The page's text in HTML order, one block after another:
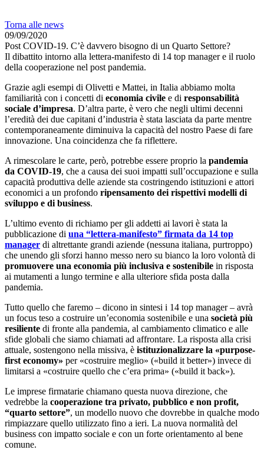
Torna alle news
09/09/2020
Post COVID-19. C’è davvero bisogno di un Quarto Settore?
Il dibattito intorno alla lettera-manifesto di 14 top manager e il ruolo
della cooperazione nel post pandemia.
Grazie agli esempi di Olivetti e Mattei, in Italia abbiamo molta
familiarità con i concetti di economia civile e di responsabilità
sociale d’impresa. D’altra parte, è vero che negli ultimi decenni
l’eredità dei due capitani d’industria è stata lasciata da parte mentre
contemporaneamente diminuiva la capacità del nostro Paese di fare
innovazione. Una coincidenza che fa riflettere.
A rimescolare le carte, però, potrebbe essere proprio la pandemia
da COVID-19, che a causa dei suoi impatti sull’occupazione e sulla
capacità produttiva delle aziende sta costringendo istituzioni e attori
economici a un profondo ripensamento dei rispettivi modelli di
sviluppo e di business.
L’ultimo evento di richiamo per gli addetti ai lavori è stata la
pubblicazione di una “lettera-manifesto” firmata da 14 top
manager di altrettante grandi aziende (nessuna italiana, purtroppo)
che unendo gli sforzi hanno messo nero su bianco la loro volontà di
promuovere una economia più inclusiva e sostenibile in risposta
ai mutamenti a lungo termine e alla ulteriore sfida posta dalla
pandemia.
Tutto quello che faremo – dicono in sintesi i 14 top manager – avrà
un focus teso a costruire un’economia sostenibile e una società più
resiliente di fronte alla pandemia, al cambiamento climatico e alle
sfide globali che siamo chiamati ad affrontare. La risposta alla crisi
attuale, sostengono nella missiva, è istituzionalizzare la «purpose-
first economy» per «costruire meglio» («build it better») invece di
limitarsi a «costruire quello che c’era prima» («build it back»).
Le imprese firmatarie chiamano questa nuova direzione, che
vedrebbe la cooperazione tra privato, pubblico e non profit,
“quarto settore”, un modello nuovo che dovrebbe in qualche modo
rimpiazzare quello utilizzato fino a ieri. La nuova normalità del
business con impatto sociale e con un forte orientamento al bene
comune.